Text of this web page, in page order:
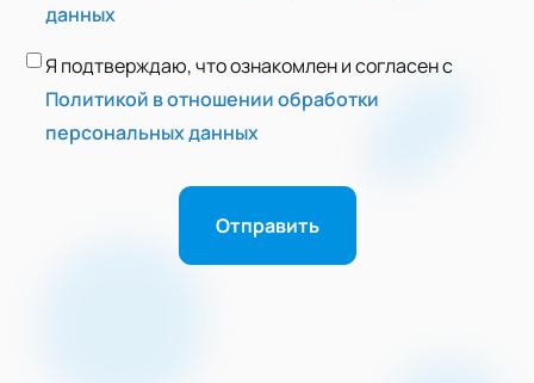
данных
Я подтверждаю, что ознакомлен и согласен с
Политикой в отношении обработки
персональных данных
Отправить